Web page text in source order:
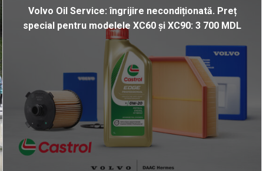
Volvo Oil Service: îngrijire necondiționată. Preț
special pentru modelele XC60 și XC90: 3 700 MDL